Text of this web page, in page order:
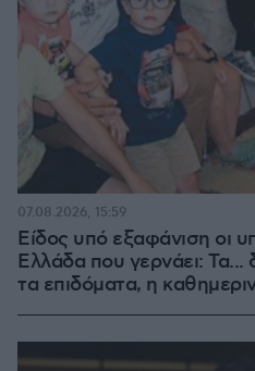
Είδος υπό εξαφάνιση οι
Ελλάδα που γερνάει: Τα...
τα επιδόματα, η
07.08.2026, 15:59